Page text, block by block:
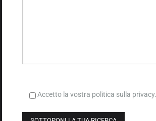
Accetto la vostra politica sulla privacy.